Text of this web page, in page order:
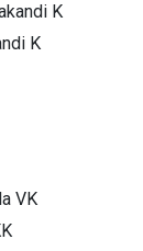
K
K
VK